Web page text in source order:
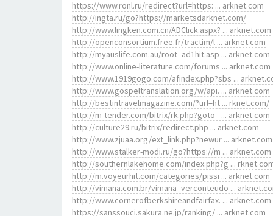
https://www.ronl.ru/redirect?url=https: ... arknet.com
http://ingta.ru/go?https://marketsdarknet.com/
http://www.lingken.com.cn/ADClick.aspx? ... arknet.com
http://openconsortium.free.fr/tractim/l ... arknet.com
http://myauslife.com.au/root_ad1hit.asp ... arknet.com
http://www.online-literature.com/forums ... arknet.com
http://www.1919gogo.com/afindex.php?sbs ...
http://www.gospeltranslation.org/w/api. ... arknet.com
http://bestintravelmagazine.com/?url=ht ... rknet.com/
http://m-tender.com/bitrix/rk.php?goto= ... arknet.com
http://culture29.ru/bitrix/redirect.php ... arknet.com
http://www.zjuaa.org/ext_link.php?newur ... arknet.com
http://www.stalker-modi.ru/go?https://m ... arknet.com
http://southernlakehome.com/index.php?g ...
http://m.voyeurhit.com/categories/pissi ... arknet.com
http://vimana.com.br/vimana_verconteudo ...
http://www.cornerofberkshireandfairfax. ... arknet.com
https://sanssouci.sakura.ne.jp/ranking/ ... arknet.com